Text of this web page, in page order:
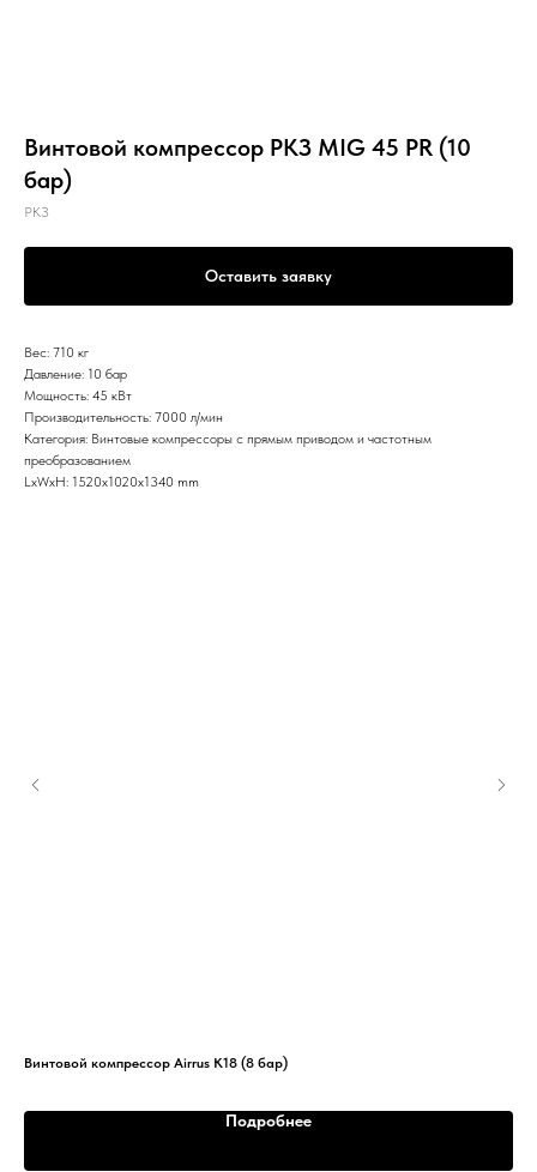
Винтовой компрессор РКЗ MIG 45 PR (10
бар)
РКЗ
Оставить заявку
Вес: 710 кг
Давление: 10 бар
Мощность: 45 кВт
Производительность: 7000 л/мин
Категория: Винтовые компрессоры с прямым приводом и частотным
преобразованием
LxWxH: 1520x1020x1340 mm
Винтовой компрессор Airrus K18 (8 бар)
Подробнее